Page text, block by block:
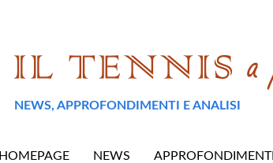
NEWS, APPROFONDIMENTI E ANALISI
HOMEPAGE NEWS APPROFONDIMENTI